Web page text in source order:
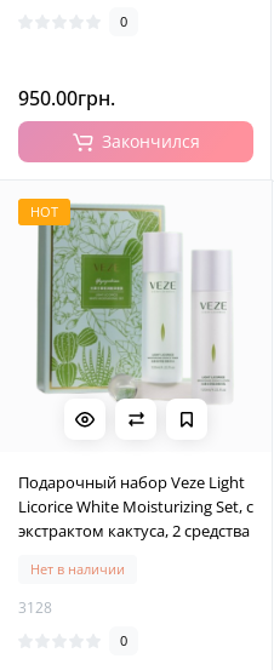
0
950.00грн.
Закончился
HOT
Подарочный набор Veze Light
Licorice White Moisturizing Set, с
экстрактом кактуса, 2 средства
Нет в наличии
3128
0